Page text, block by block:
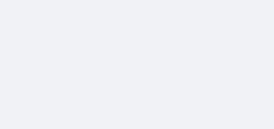
oma kodu sisustada
ebavajalike kulutusi ära